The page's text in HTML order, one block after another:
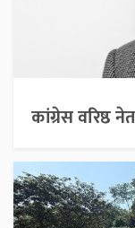
कांग्रेस वरिष्ठ